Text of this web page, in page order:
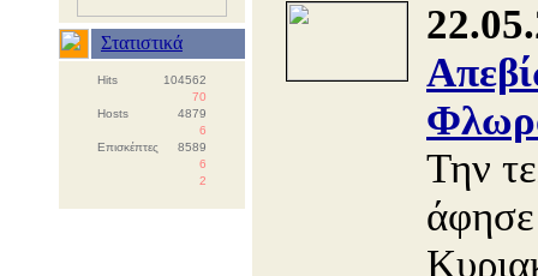
Στατιστικά
Hits
104562
70
Hosts
4879
6
Επισκέπτες
8589
6
2
Την